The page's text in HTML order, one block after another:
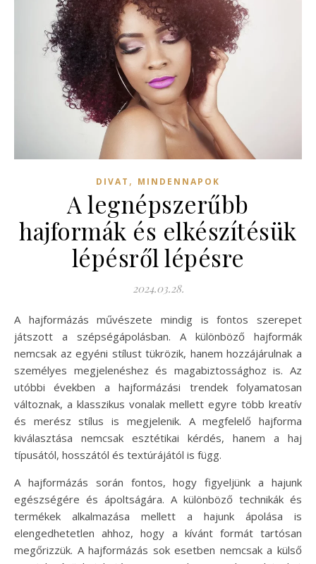
DIVAT , MINDENNAPOK
A legnépszerűbb
hajformák és elkészítésük
lépésről lépésre
2024.03.28.
A hajformázás művészete mindig is fontos szerepet
játszott a szépségápolásban. A különböző hajformák
nemcsak az egyéni stílust tükrözik, hanem hozzájárulnak a
személyes megjelenéshez és magabiztossághoz is. Az
utóbbi években a hajformázási trendek folyamatosan
változnak, a klasszikus vonalak mellett egyre több kreatív
és merész stílus is megjelenik. A megfelelő hajforma
kiválasztása nemcsak esztétikai kérdés, hanem a haj
típusától, hosszától és textúrájától is függ.
A hajformázás során fontos, hogy figyeljünk a hajunk
egészségére és ápoltságára. A különböző technikák és
termékek alkalmazása mellett a hajunk ápolása is
elengedhetetlen ahhoz, hogy a kívánt formát tartósan
megőrizzük. A hajformázás sok esetben nemcsak a külső